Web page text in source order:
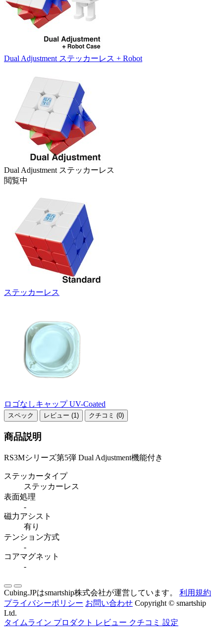
Dual Adjustment ステッカーレス + Robot
Dual Adjustment ステッカーレス
閲覧中
ステッカーレス
ロゴなしキャップ UV-Coated
スペック レビュー (1) クチコミ (0)
商品説明
RS3Mシリーズ第5弾 Dual Adjustment機能付き
ステッカータイプ
ステッカーレス
表面処理
-
磁力アシスト
有り
テンション方式
-
コアマグネット
-
Cubing.JPはsmartship株式会社が運営しています。
利用規約
プライバシーポリシー お問い合わせ Copyright © smartship
Ltd.
タイムライン プロダクト レビュー クチコミ 設定